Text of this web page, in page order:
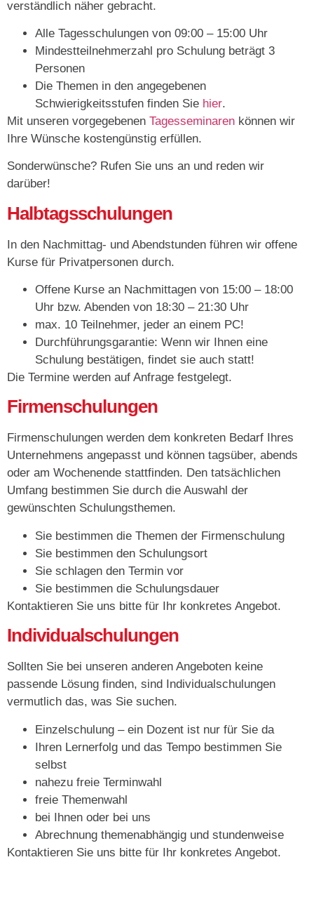
verständlich näher gebracht.
Alle Tagesschulungen von 09:00 – 15:00 Uhr
Mindestteilnehmerzahl pro Schulung beträgt 3
Personen
Die Themen in den angegebenen
Schwierigkeitsstufen finden Sie hier.
Mit unseren vorgegebenen Tagesseminaren können wir
Ihre Wünsche kostengünstig erfüllen.
Sonderwünsche? Rufen Sie uns an und reden wir
darüber!
Halbtagsschulungen
In den Nachmittag- und Abendstunden führen wir offene
Kurse für Privatpersonen durch.
Offene Kurse an Nachmittagen von 15:00 – 18:00
Uhr bzw. Abenden von 18:30 – 21:30 Uhr
max. 10 Teilnehmer, jeder an einem PC!
Durchführungsgarantie: Wenn wir Ihnen eine
Schulung bestätigen, findet sie auch statt!
Die Termine werden auf Anfrage festgelegt.
Firmenschulungen
Firmenschulungen werden dem konkreten Bedarf Ihres
Unternehmens angepasst und können tagsüber, abends
oder am Wochenende stattfinden. Den tatsächlichen
Umfang bestimmen Sie durch die Auswahl der
gewünschten Schulungsthemen.
Sie bestimmen die Themen der Firmenschulung
Sie bestimmen den Schulungsort
Sie schlagen den Termin vor
Sie bestimmen die Schulungsdauer
Kontaktieren Sie uns bitte für Ihr konkretes Angebot.
Individualschulungen
Sollten Sie bei unseren anderen Angeboten keine
passende Lösung finden, sind Individualschulungen
vermutlich das, was Sie suchen.
Einzelschulung – ein Dozent ist nur für Sie da
Ihren Lernerfolg und das Tempo bestimmen Sie
selbst
nahezu freie Terminwahl
freie Themenwahl
bei Ihnen oder bei uns
Abrechnung themenabhängig und stundenweise
Kontaktieren Sie uns bitte für Ihr konkretes Angebot.